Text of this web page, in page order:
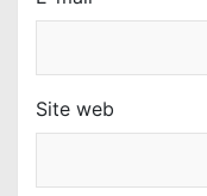
Site web